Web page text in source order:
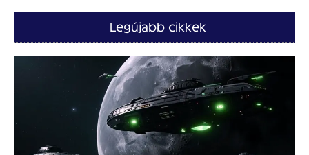
Legújabb cikkek